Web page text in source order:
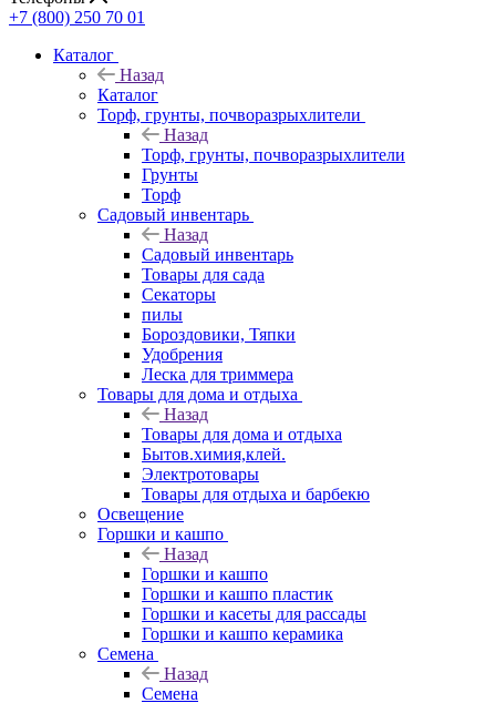
+7 (800) 250 70 01
Каталог
Назад
Каталог
Торф, грунты, почворазрыхлители
Назад
Торф, грунты, почворазрыхлители
Грунты
Торф
Садовый инвентарь
Назад
Садовый инвентарь
Товары для сада
Секаторы
пилы
Бороздовики, Тяпки
Удобрения
Леска для триммера
Товары для дома и отдыха
Назад
Товары для дома и отдыха
Бытов.химия,клей.
Электротовары
Товары для отдыха и барбекю
Освещение
Горшки и кашпо
Назад
Горшки и кашпо
Горшки и кашпо пластик
Горшки и касеты для рассады
Горшки и кашпо керамика
Семена
Назад
Семена